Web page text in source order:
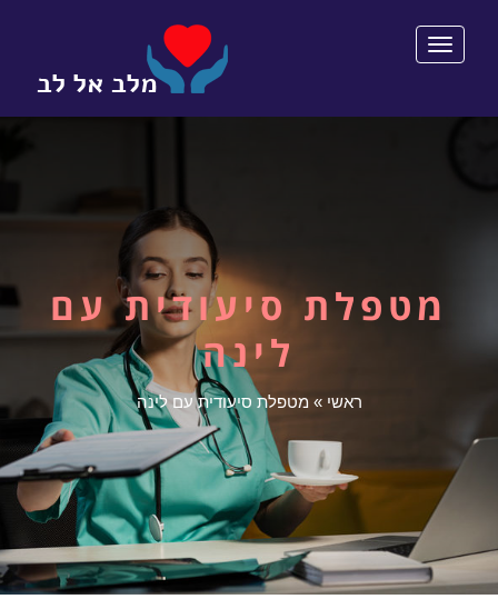
תפריט
מטפלת סיעודית עם
לינה
ראשי » מטפלת סיעודית עם לינה